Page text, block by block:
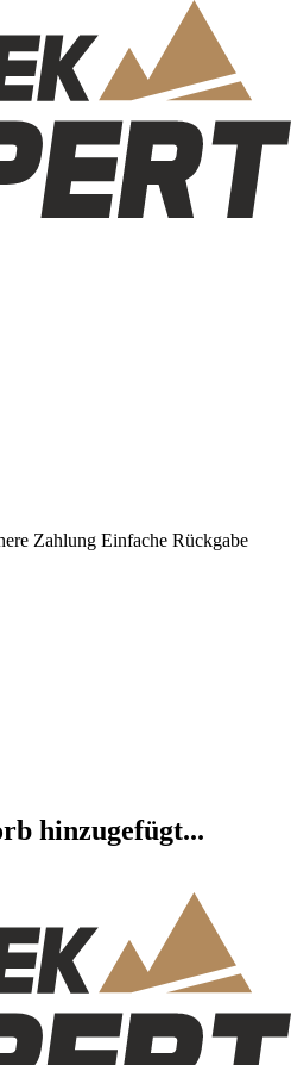
Zahlung Einfache Rückgabe
hinzugefügt...